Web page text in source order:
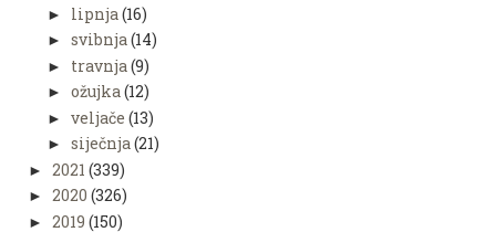
► lipnja(16)
► svibnja(14)
► travnja(9)
► ožujka(12)
► veljače (13)
► siječnja(21)
► 2021 (339)
► 2020 (326)
► 2019 (150)